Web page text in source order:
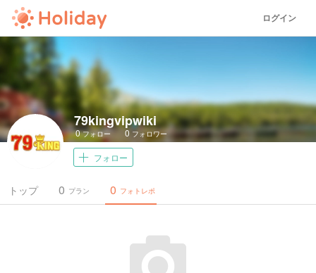
ログイン
79kingvipwiki
0フォロー 0 フォロワー
フォロー
トップ プラン
0 フォトレポ
0